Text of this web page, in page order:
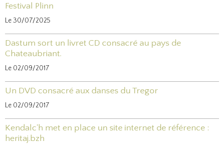
Festival Plinn
Le 30/07/2025
Dastum sort un livret CD consacré au pays de
Chateaubriant.
Le 02/09/2017
Un DVD consacré aux danses du Tregor
Le 02/09/2017
Kendalc'h met en place un site internet de référence :
heritaj.bzh